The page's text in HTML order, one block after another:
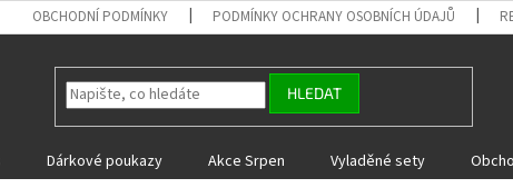
OBCHODNÍ PODMÍNKY PODMÍNKY OCHRANY OSOBNÍCH ÚDAJŮ
HLEDAT
Dárkové poukazy Akce Srpen Vyladěné sety